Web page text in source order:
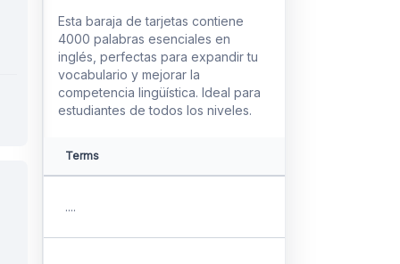
Esta baraja de tarjetas contiene
4000 palabras esenciales en
inglés, perfectas para expandir tu
vocabulario y mejorar la
competencia lingüística. Ideal para
estudiantes de todos los niveles.
Terms
....